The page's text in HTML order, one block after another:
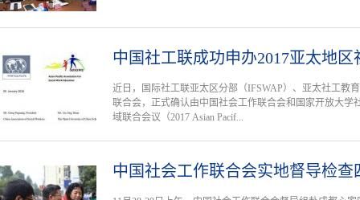
中国社工联成功申办2017亚太地
近日，国际社工联亚太区分部（IFSWAP）、亚太社工教
联合会，正式确认由中国社会工作联合会和国家开放大学
域联合会议（2017 Asian Pacif...
中国社会工作联合会实地督导检查